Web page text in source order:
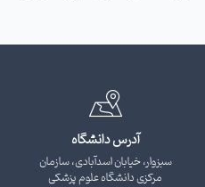
آدرس دانشگاه
سبزوار، خیابان اسدآبادی، سازمان
مرکزی دانشگاه علوم پزشکی